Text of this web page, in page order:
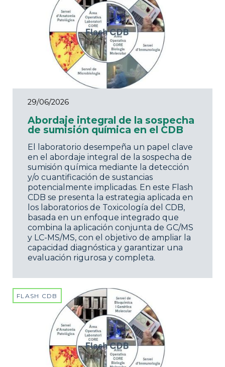
29/06/2026
Abordaje integral de la sospecha
de sumisión química en el CDB
El laboratorio desempeña un papel clave
en el abordaje integral de la sospecha de
sumisión química mediante la detección
y/o cuantificación de sustancias
potencialmente implicadas. En este Flash
CDB se presenta la estrategia aplicada en
los laboratorios de Toxicología del CDB,
basada en un enfoque integrado que
combina la aplicación conjunta de GC/MS
y LC-MS/MS, con el objetivo de ampliar la
capacidad diagnóstica y garantizar una
evaluación rigurosa y completa.
FLASH CDB